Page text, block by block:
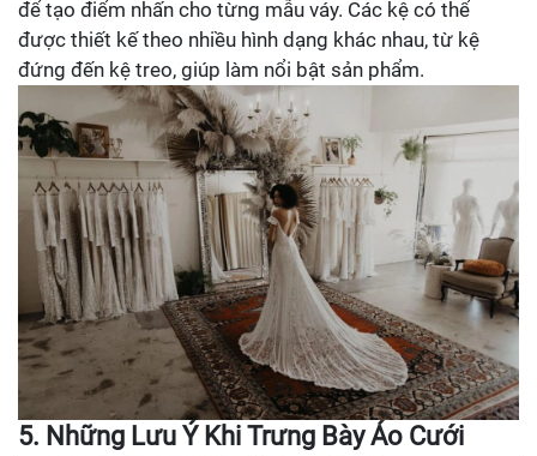
để tạo điểm nhấn cho từng mẫu váy. Các kệ có thể
được thiết kế theo nhiều hình dạng khác nhau, từ kệ
đứng đến kệ treo, giúp làm nổi bật sản phẩm.
5. Những Lưu Ý Khi Trưng Bày Áo Cưới